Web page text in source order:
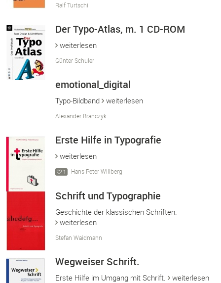
Ralf Turtschi
Der Typo-Atlas, m. 1 CD-ROM
weiterlesen
Günter Schuler
emotional_digital
Typo-Bildband weiterlesen
Alexander Branczyk
Erste Hilfe in Typografie
weiterlesen
1 Hans Peter Willberg
Schrift und Typographie
Geschichte der klassischen Schriften.
weiterlesen
Stefan Waidmann
Wegweiser Schrift.
Erste Hilfe im Umgang mit Schrift. weiterlesen